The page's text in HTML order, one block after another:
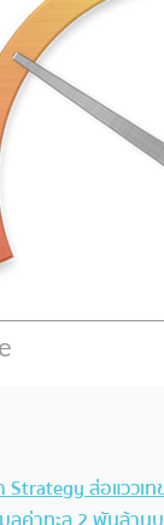
Strategy ส่อแววเ